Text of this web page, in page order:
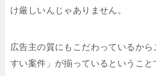
け厳しいんじゃありません。
広告主の質にもこだわっているから
すい案件」が揃っているということ